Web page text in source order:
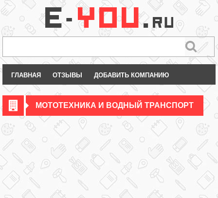
ГЛАВНАЯ ОТЗЫВЫ ДОБАВИТЬ КОМПАНИЮ
МОТОТЕХНИКА И ВОДНЫЙ ТРАНСПОРТ